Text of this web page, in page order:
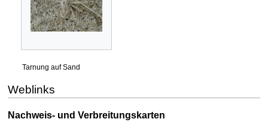
Tarnung auf Sand
Weblinks
Nachweis- und Verbreitungskarten